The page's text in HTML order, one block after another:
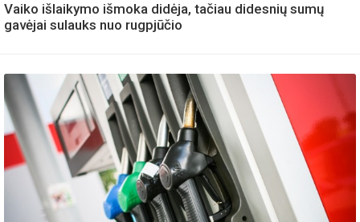
Vaiko išlaikymo išmoka didėja, tačiau didesnių sumų
gavėjai sulauks nuo rugpjūčio